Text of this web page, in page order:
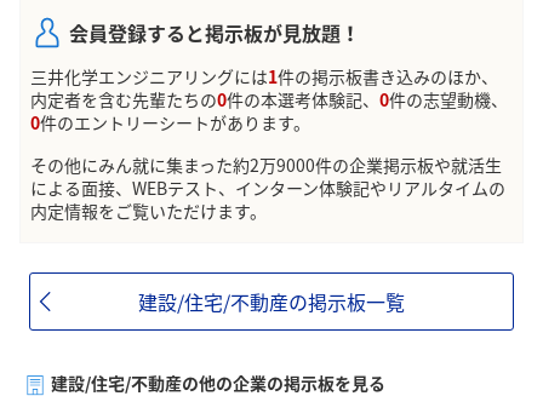
会員登録すると掲示板が見放題！
三井化学エンジニアリングには1件の掲示板書き込みのほか、
内定者を含む先輩たちの0件の本選考体験記、 0件の志望動機、
0件のエントリーシートがあります。
その他にみん就に集まった約2万9000件の企業掲示板や就活生
による面接、WEBテスト、インターン体験記やリアルタイムの
内定情報をご覧いただけます。
建設/住宅/不動産の掲示板一覧
建設/住宅/不動産の他の企業の掲示板を見る